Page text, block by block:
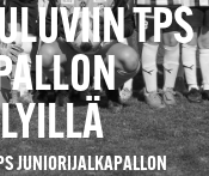
TPS
JUNIORIJALKAPALLON